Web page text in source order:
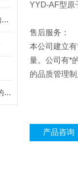
横向加热平台石墨管：革命性的材料科学工具
PE石墨管：原子吸收光谱分析的核心耗材
YYD-AF型原
售后服务：
本公司建立
量。公司有*
的品质管理
产品咨询